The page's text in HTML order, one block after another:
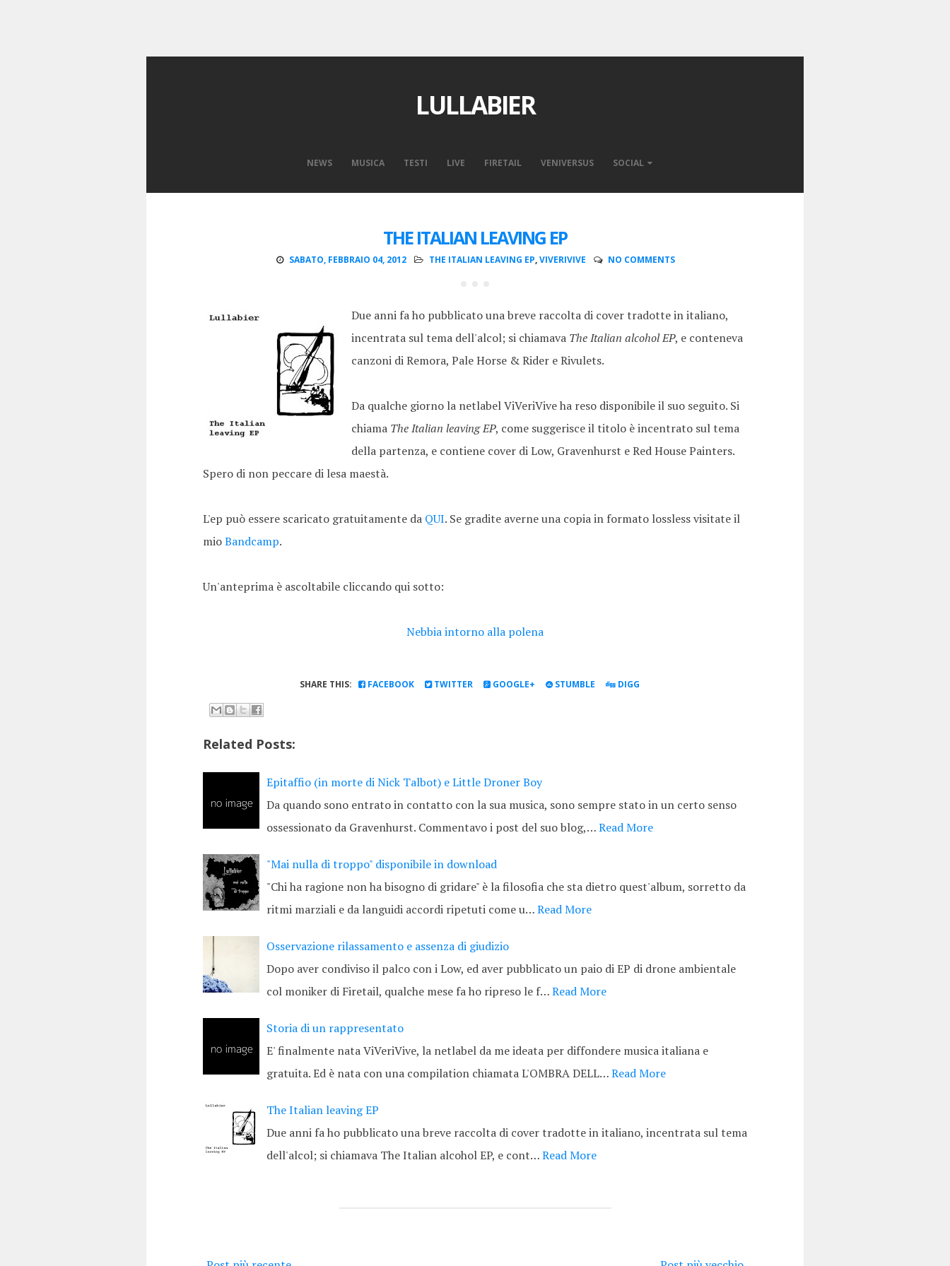
LULLABIER
NEWS MUSICA TESTI LIVE FIRETAIL VENIVERSUS SOCIAL
THE ITALIAN LEAVING EP
SABATO, FEBBRAIO 04, 2012 THE ITALIAN LEAVING EP,VIVERIVIVE NO COMMENTS
Due anni fa ho pubblicato una breve raccolta di cover tradotte in italiano,
incentrata sul tema dell'alcol; si chiamava The Italian alcohol EP, e conteneva
canzoni di Remora, Pale Horse & Rider e Rivulets.
Da qualche giorno la netlabel ViVeriVive ha reso disponibile il suo seguito. Si
chiama The Italian leaving EP, come suggerisce il titolo è incentrato sul tema
della partenza, e contiene cover di Low, Gravenhurst e Red House Painters.
Spero di non peccare di lesa maestà.
L'ep può essere scaricato gratuitamente da QUI. Se gradite averne una copia in formato lossless visitate il
mioBandcamp.
Un'anteprima è ascoltabile cliccando qui sotto:
Nebbia intorno alla polena
SHARE THIS: FACEBOOK TWITTER GOOGLE+ STUMBLE DIGG
Related Posts:
Epitaffio (in morte di Nick Talbot) e Little Droner Boy
Da quando sono entrato in contatto con la sua musica, sono sempre stato in un certo senso
ossessionato da Gravenhurst. Commentavo i post del suo blog,…Read More
"Mai nulla di troppo" disponibile in download
"Chi ha ragione non ha bisogno di gridare" è la filosofia che sta dietro quest'album, sorretto da
ritmi marziali e da languidi accordi ripetuti come u…Read More
Osservazione rilassamento e assenza di giudizio
Dopo aver condiviso il palco con i Low, ed aver pubblicato un paio di EP di drone ambientale
col moniker di Firetail, qualche mese fa ho ripreso le f…Read More
Storia di un rappresentato
E' finalmente nata ViVeriVive, la netlabel da me ideata per diffondere musica italiana e
gratuita. Ed è nata con una compilation chiamata L'OMBRA DELL…Read More
The Italian leaving EP
Due anni fa ho pubblicato una breve raccolta di cover tradotte in italiano, incentrata sul tema
dell'alcol; si chiamava The Italian alcohol EP, e cont…Read More